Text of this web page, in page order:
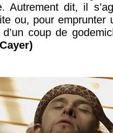
Autrement dit, il
ou, pour emprunter
coup de